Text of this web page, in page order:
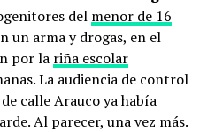
del menor de 16
un arma y drogas, en el
por la riña escolar
La audiencia de control
calle Arauco ya había
Al parecer, una vez más.